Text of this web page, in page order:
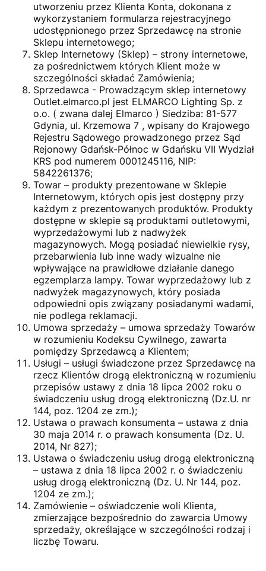
utworzeniu przez Klienta Konta, dokonana z
wykorzystaniem formularza rejestracyjnego
udostępnionego przez Sprzedawcę na stronie
Sklepu internetowego;
Sklep Internetowy (Sklep) – strony internetowe,
za pośrednictwem których Klient może w
szczególności składać Zamówienia;
Sprzedawca - Prowadzącym sklep internetowy
Outlet.elmarco.pl jest ELMARCO Lighting Sp. z
o.o. ( zwana dalej Elmarco ) Siedziba: 81-577
Gdynia, ul. Krzemowa 7 , wpisany do Krajowego
Rejestru Sądowego prowadzonego przez Sąd
Rejonowy Gdańsk-Północ w Gdańsku VII Wydział
KRS pod numerem 0001245116, NIP:
5842261376;
Towar – produkty prezentowane w Sklepie
Internetowym, których opis jest dostępny przy
każdym z prezentowanych produktów. Produkty
dostępne w sklepie są produktami outletowymi,
wyprzedażowymi lub z nadwyżek
magazynowych. Mogą posiadać niewielkie rysy,
przebarwienia lub inne wady wizualne nie
wpływające na prawidłowe działanie danego
egzemplarza lampy. Towar wyprzedażowy lub z
nadwyżek magazynowych, który posiada
odpowiedni opis związany posiadanymi wadami,
nie podlega reklamacji.
Umowa sprzedaży – umowa sprzedaży Towarów
w rozumieniu Kodeksu Cywilnego, zawarta
pomiędzy Sprzedawcą a Klientem;
Usługi – usługi świadczone przez Sprzedawcę na
rzecz Klientów drogą elektroniczną w rozumieniu
przepisów ustawy z dnia 18 lipca 2002 roku o
świadczeniu usług drogą elektroniczną (Dz.U. nr
144, poz. 1204 ze zm.);
Ustawa o prawach konsumenta – ustawa z dnia
30 maja 2014 r. o prawach konsumenta (Dz. U.
2014, Nr 827);
Ustawa o świadczeniu usług drogą elektroniczną
– ustawa z dnia 18 lipca 2002 r. o świadczeniu
usług drogą elektroniczną (Dz. U. Nr 144, poz.
1204 ze zm.);
Zamówienie – oświadczenie woli Klienta,
zmierzające bezpośrednio do zawarcia Umowy
sprzedaży, określające w szczególności rodzaj i
liczbę Towaru.